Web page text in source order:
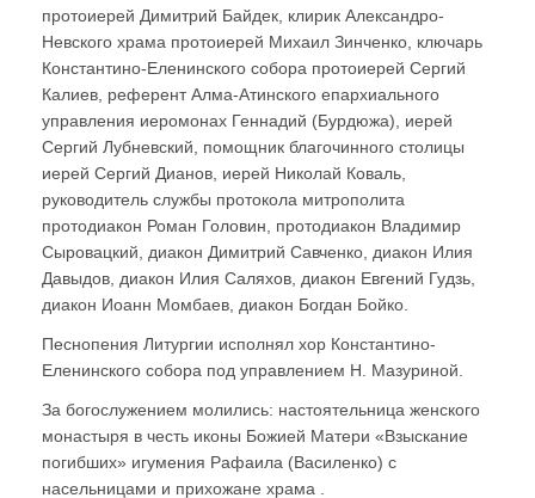
протоиерей Димитрий Байдек, клирик Александро-
Невского храма протоиерей Михаил Зинченко, ключарь
Константино-Еленинского собора протоиерей Сергий
Калиев, референт Алма-Атинского епархиального
управления иеромонах Геннадий (Бурдюжа), иерей
Сергий Лубневский, помощник благочинного столицы
иерей Сергий Дианов, иерей Николай Коваль,
руководитель службы протокола митрополита
протодиакон Роман Головин, протодиакон Владимир
Сыровацкий, диакон Димитрий Савченко, диакон Илия
Давыдов, диакон Илия Саляхов, диакон Евгений Гудзь,
диакон Иоанн Момбаев, диакон Богдан Бойко.
Песнопения Литургии исполнял хор Константино-
Еленинского собора под управлением Н. Мазуриной.
За богослужением молились: настоятельница женского
монастыря в честь иконы Божией Матери «Взыскание
погибших» игумения Рафаила (Василенко) с
насельницами и прихожане храма .